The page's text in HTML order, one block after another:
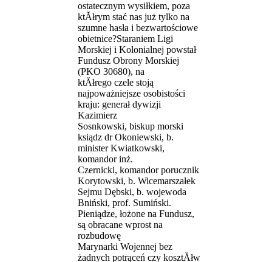
ostatecznym wysiłkiem, poza
ktĂłrym stać nas już tylko na
szumne hasła i bezwartościowe
obietnice?Staraniem Ligi
Morskiej i Kolonialnej powstał
Fundusz Obrony Morskiej
(PKO 30680), na
ktĂłrego czele stoją
najpoważniejsze osobistości
kraju: generał dywizji
Kazimierz
Sosnkowski, biskup morski
ksiądz dr Okoniewski, b.
minister Kwiatkowski,
komandor inż.
Czernicki, komandor porucznik
Korytowski, b. Wicemarszałek
Sejmu Dębski, b. wojewoda
Bniński, prof. Sumiński.
Pieniądze, łożone na Fundusz,
są obracane wprost na
rozbudowę
Marynarki Wojennej bez
żadnych potrąceń czy kosztĂłw